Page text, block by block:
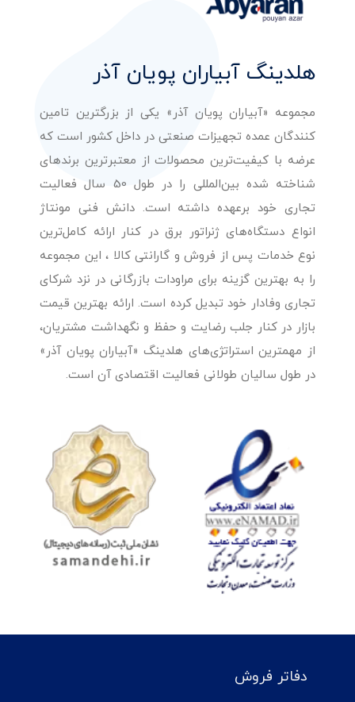
هلدینگ آبیاران پویان آذر
مجموعه «آبیاران پویان آذر» یکی از بزرگترین تامین
کنندگان عمده تجهیزات صنعتی در داخل کشور است که
عرضه با کیفیت‌ترین محصولات از معتبرترین برندهای
شناخته شده بین‌المللی را در طول 50 سال فعالیت
تجاری خود برعهده داشته است. دانش فنی مونتاژ
انواع دستگاه‌های ژنراتور برق در کنار ارائه کامل‌ترین
نوع خدمات پس از فروش و گارانتی کالا ، این مجموعه
را به بهترین گزینه برای مراودات بازرگانی در نزد شرکای
تجاری وفادار خود تبدیل کرده است. ارائه بهترین قیمت
بازار در کنار جلب رضایت و حفظ و نگهداشت مشتریان،
از مهمترین استراتژی‌های هلدینگ «آبیاران پویان آذر»
در طول سالیان طولانی فعالیت اقتصادی آن است.
دفاتر فروش